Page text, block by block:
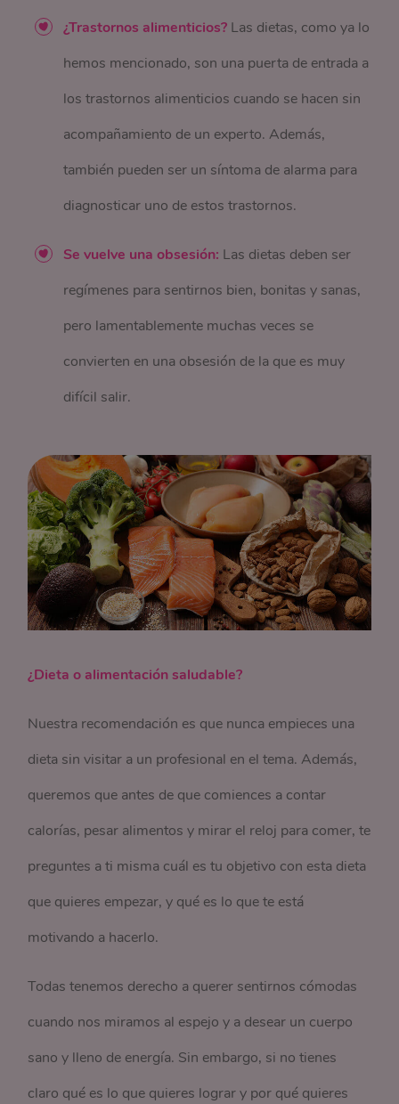
¿Trastornos alimenticios? Las dietas, como ya lo
hemos mencionado, son una puerta de entrada a
los trastornos alimenticios cuando se hacen sin
acompañamiento de un experto. Además,
también pueden ser un síntoma de alarma para
diagnosticar uno de estos trastornos.
Se vuelve una obsesión: Las dietas deben ser
regímenes para sentirnos bien, bonitas y sanas,
pero lamentablemente muchas veces se
convierten en una obsesión de la que es muy
difícil salir.
¿Dieta o alimentación saludable?
Nuestra recomendación es que nunca empieces una
dieta sin visitar a un profesional en el tema. Además,
queremos que antes de que comiences a contar
calorías, pesar alimentos y mirar el reloj para comer, te
preguntes a ti misma cuál es tu objetivo con esta dieta
que quieres empezar, y qué es lo que te está
motivando a hacerlo.
Todas tenemos derecho a querer sentirnos cómodas
cuando nos miramos al espejo y a desear un cuerpo
sano y lleno de energía. Sin embargo, si no tienes
claro qué es lo que quieres lograr y por qué quieres